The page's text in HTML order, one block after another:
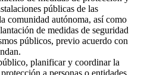
públicas de las
comunidad autónoma, así como
de medidas de seguridad
públicos, previo acuerdo con
planificar y coordinar la